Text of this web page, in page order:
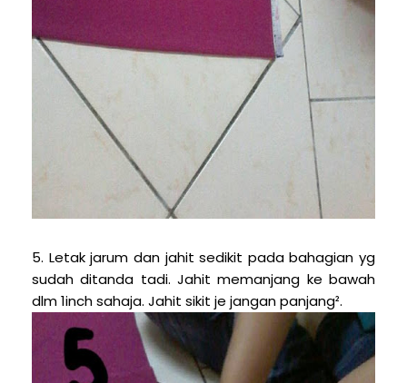
5. Letak jarum dan jahit sedikit pada bahagian yg
sudah ditanda tadi. Jahit memanjang ke bawah
dlm 1inch sahaja. Jahit sikit je jangan panjang².